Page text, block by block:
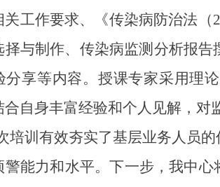
关工作要求、《传染病防治法（2
择与制作、传染病监测分析报
分享等内容。授课专家采用理
合自身丰富经验和个人见解，对
培训有效夯实了基层业务人员
警能力和水平。下一步，我中心